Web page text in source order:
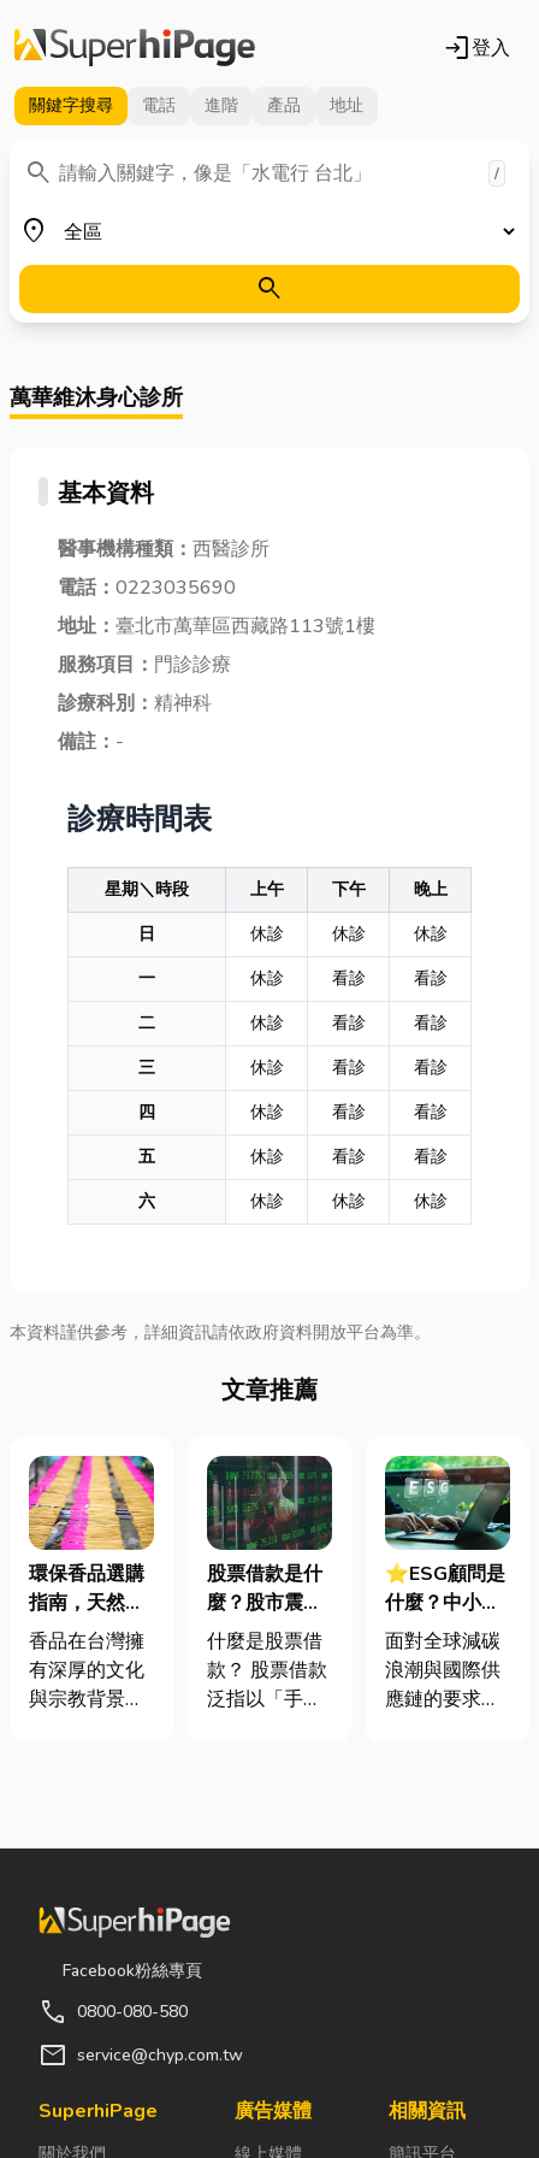
login登入
關鍵字搜尋 電話 進階 產品 地址
search
關鍵字 /
place
地區
search
萬華維沐身心診所
基本資料
醫事機構種類： 西醫診所
電話： 0223035690
地址： 臺北市萬華區西藏路113號1樓
服務項目： 門診診療
診療科別： 精神科
備註： -
診療時間表
星期＼時段 上午 下午
晚上
日
休診 休診
休診
一
休診 看診
看診
二
休診 看診
看診
三
休診 看診
看診
四
休診 看診
看診
五
休診 看診
看診
六
休診 休診 休診
本資料謹供參考，詳細資訊請依政府資料開放平台為準。
文章推薦
環保香品選購
指南，天然香
材打造純淨香
氣，一次了解
天然低煙香品
香品在台灣擁
有深厚的文化
與宗教背景，
隨著佛教、道
的發展，香品
逐漸成為寺
廟、宮廟與家
或缺的重要用
品。 近年來，
康與環保意識
股票借款是什
麼？股市震盪|
股票借款、股
票質借、當鋪
借款完整比較
什麼是股票借
款？ 股票借款
泛指以「手中
的融資方式，
能取得資金應
依承作單位不
為證券公司的
⭐ESG顧問是
什麼？中小企
業挑選四大永
續顧問服務的
實用指南
面對全球減碳
浪潮與國際供
應鏈的要求，
要求提供「碳
真的需要找
Facebook粉絲專頁
call 0800-080-580
mail service@chyp.com.tw
SuperhiPage
關於我們
廣告媒體
線上媒體
相關資訊
簡訊平台